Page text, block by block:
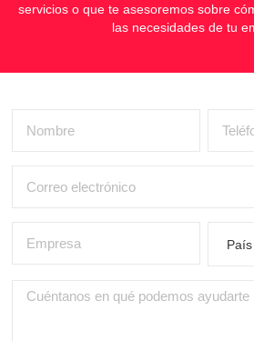
servicios o que te asesoremos sobre
las necesidades de tu
País